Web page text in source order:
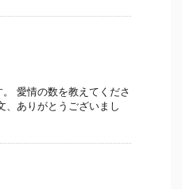
愛情の数を教えてくださ
、ありがとうございまし